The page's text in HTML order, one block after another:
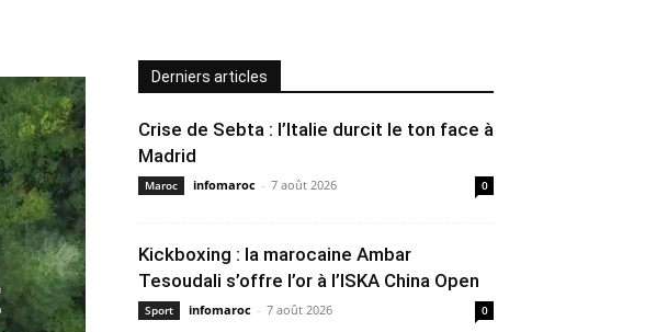
Derniers articles
Crise de Sebta : l’Italie durcit le ton face à
Madrid
Maroc infomaroc - 7 août 2026 0
Kickboxing : la marocaine Ambar
Tesoudali s’offre l’or à l’ISKA China Open
Sport infomaroc - 7 août 2026 0